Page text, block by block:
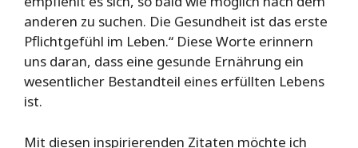
anderen zu suchen. Die Gesundheit ist das erste
Pflichtgefühl im Leben.“ Diese Worte erinnern
uns daran, dass eine gesunde Ernährung ein
wesentlicher Bestandteil eines erfüllten Lebens
ist.
Mit diesen inspirierenden Zitaten möchte ich